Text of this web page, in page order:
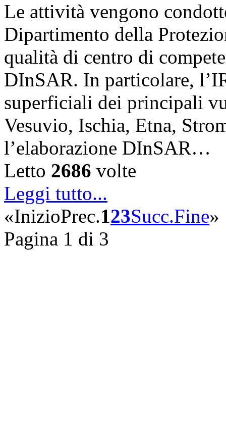
Le attività vengono
Dipartimento della
qualità di centro di
DInSAR. In particolare,
superficiali dei principali
Vesuvio, Ischia, Etna,
l’elaborazione DInSAR…
Letto 2686 volte
Leggi tutto...
«InizioPrec.123Succ.Fine»
Pagina 1 di 3